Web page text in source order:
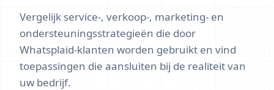
Vergelijk service-, verkoop-, marketing- en
ondersteuningsstrategieën die door
Whatsplaid-klanten worden gebruikt en vind
toepassingen die aansluiten bij de realiteit van
uw bedrijf.